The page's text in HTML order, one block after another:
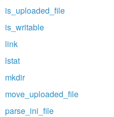
is_uploaded_file
is_writable
link
lstat
mkdir
move_uploaded_file
parse_ini_file